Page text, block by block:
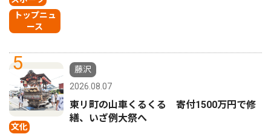
トップニュ
ース
5
文化
藤沢
2026.08.07
東リ町の山車くるくる 寄付1500万円で修
繕、いざ例大祭へ